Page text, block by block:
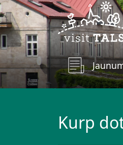
Skip to main content
Kurp